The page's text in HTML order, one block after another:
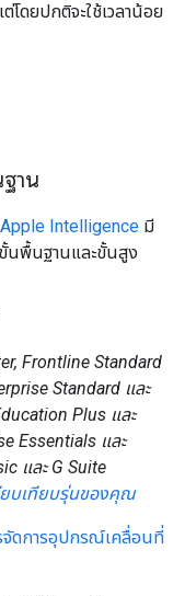
โดยปกติจะใช้เวลาน้อย
าน
Apple Intelligence มี
นพื้นฐานและขั้นสูง
Frontline Standard
Standard และ
Plus และ
Essentials และ
และ G Suite
ยบเทียบรุ่นของคุณ
จัดการอุปกรณ์เคลื่อนที่